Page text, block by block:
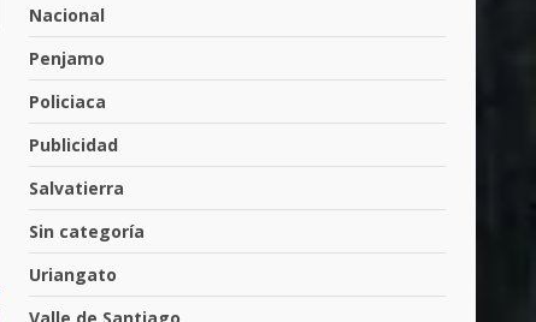
Nacional
Penjamo
Policiaca
Publicidad
Salvatierra
Sin categoría
Uriangato
6
31 de julio de 2026
7
Envía Gobierno de la Gente